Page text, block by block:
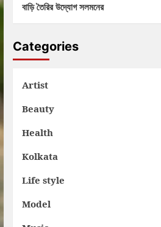
বাড়ি তৈরির উদ্যোগ সলমনের
Categories
Artist
Beauty
Health
Kolkata
Life style
Model